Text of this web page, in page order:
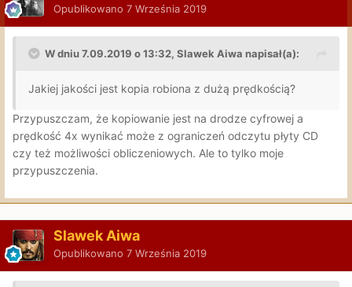
Opublikowano 7 Września 2019
W dniu 7.09.2019 o 13:32, Slawek Aiwa napisał(a):
Jakiej jakości jest kopia robiona z dużą prędkością?
Przypuszczam, że kopiowanie jest na drodze cyfrowej a
prędkość 4x wynikać może z ograniczeń odczytu płyty CD
czy też możliwości obliczeniowych. Ale to tylko moje
przypuszczenia.
Slawek Aiwa
Opublikowano 7 Września 2019